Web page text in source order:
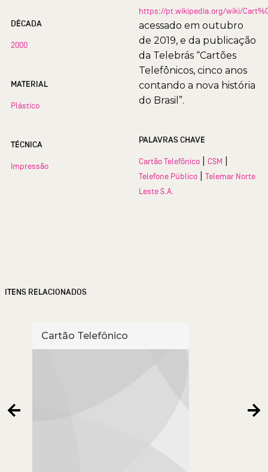
DÉCADA
2000
MATERIAL
Plástico
TÉCNICA
Impressão
https://pt.wikipedia.org/wiki/
acessado em outubro
de 2019, e da publicação
da Telebrás “Cartões
Telefônicos, cinco anos
contando a nova história
do Brasil”.
PALAVRAS CHAVE
Cartão Telefônico CSM
Telefone Público
Telemar Norte
Leste S.A.
ITENS RELACIONADOS
Cartão Telefônico